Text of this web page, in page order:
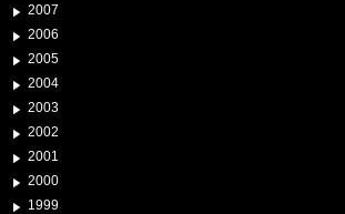
2007
2006
2005
2004
2003
2002
2001
2000
1999